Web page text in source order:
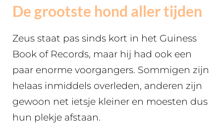
De grootste hond aller tijden
Zeus staat pas sinds kort in het Guiness
Book of Records, maar hij had ook een
paar enorme voorgangers. Sommigen zijn
helaas inmiddels overleden, anderen zijn
gewoon net ietsje kleiner en moesten dus
hun plekje afstaan.